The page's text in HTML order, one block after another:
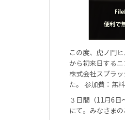
この度、虎ノ門
から初来日するニ
株式会社スプラ
た。 参加費：無料
３日間（11月6
にて。みなさま